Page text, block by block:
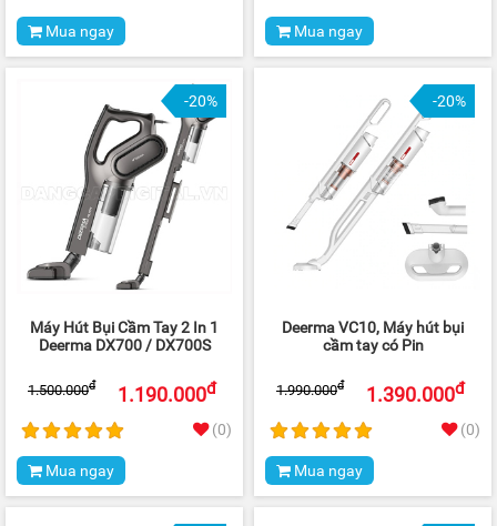
Mua ngay Mua ngay
-20%
Máy Hút Bụi Cầm Tay 2 In 1
Deerma DX700 / DX700S
1.190.000đ
1.500.000đ
(0)
Mua ngay
-20%
Deerma VC10, Máy hút bụi
cầm tay có Pin
1.390.000đ
1.990.000đ
(0)
Mua ngay